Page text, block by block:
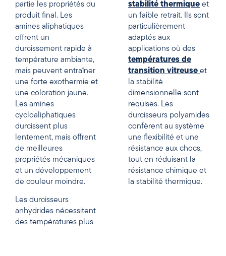
partie les propriétés du
produit final. Les
amines aliphatiques
offrent un
durcissement rapide à
température ambiante,
mais peuvent entraîner
une forte exothermie et
une coloration jaune.
Les amines
cycloaliphatiques
durcissent plus
lentement, mais offrent
de meilleures
propriétés mécaniques
et un développement
de couleur moindre.
Les durcisseurs
anhydrides nécessitent
des températures plus
stabilité thermique et
un faible retrait. Ils sont
particulièrement
adaptés aux
applications où des
températures de
transition vitreuse et
la stabilité
dimensionnelle sont
requises. Les
durcisseurs polyamides
confèrent au système
une flexibilité et une
résistance aux chocs,
tout en réduisant la
résistance chimique et
la stabilité thermique.